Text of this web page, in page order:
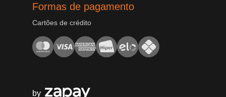
Formas de pagamento
Cartões de crédito
by